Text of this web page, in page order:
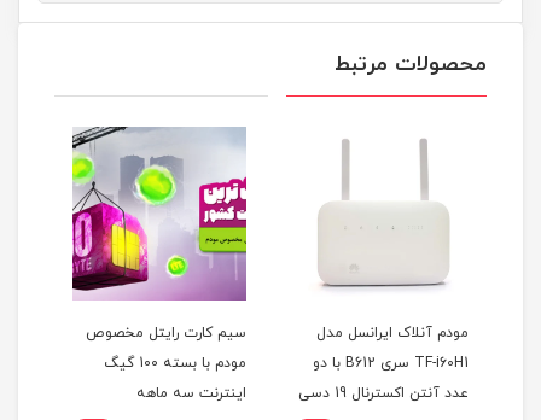
محصولات مرتبط
ایرانسل مدل
TF-i60H1 سری B612 با دو
عدد آنتن اکسترنال 19 دسی
سیم کارت رایتل مخصوص
مودم با بسته 100 گیگ
اینترنت سه ماهه
اول اعتباری با بسته
مکالمه و اینترنت و